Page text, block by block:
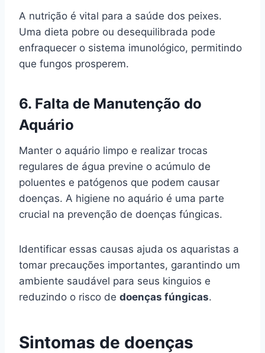
A nutrição é vital para a saúde dos peixes.
Uma dieta pobre ou desequilibrada pode
enfraquecer o sistema imunológico, permitindo
que fungos prosperem.
6. Falta de Manutenção do
Aquário
Manter o aquário limpo e realizar trocas
regulares de água previne o acúmulo de
poluentes e patógenos que podem causar
doenças. A higiene no aquário é uma parte
crucial na prevenção de doenças fúngicas.
Identificar essas causas ajuda os aquaristas a
tomar precauções importantes, garantindo um
ambiente saudável para seus kinguios e
reduzindo o risco de doenças fúngicas.
Sintomas de doenças